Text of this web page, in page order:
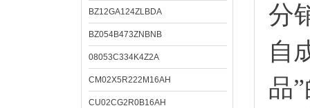
BZ12GA124ZLBDA
BZ054B473ZNBNB
08053C334K4Z2A
CM02X5R222M16AH
CU02CG2R0B16AH
分
自
品